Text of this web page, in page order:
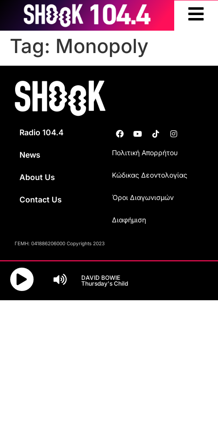
Tag: Monopoly
Radio 104.4
News
About Us
Contact Us
Πολιτική Απορρήτου
Κώδικας Δεοντολογίας
Όροι Διαγωνισμών
Διαφήμιση
ΓΕΜΗ: 041886206000 Copyrights 2023
DAVID BOWIE
Thursday's Child